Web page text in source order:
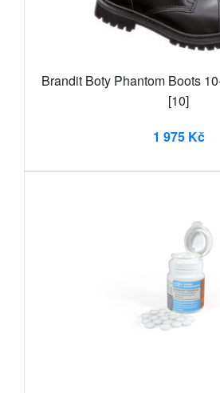
Brandit Boty Phantom Boots
[10]
1 975 Kč